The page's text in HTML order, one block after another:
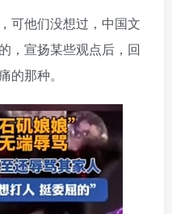
可他们没想过，中国文
，宣扬某些观点后，回
的那种。